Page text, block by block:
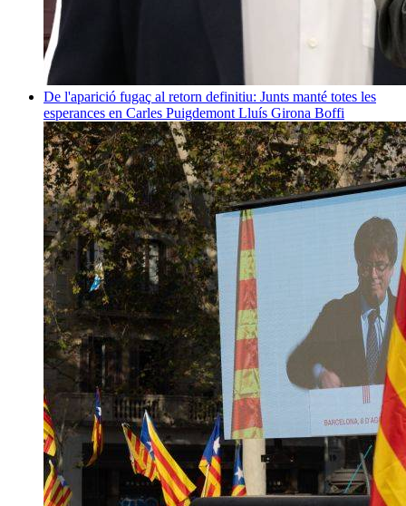
De l'aparició fugaç al retorn definitiu: Junts manté totes les
esperances en Carles Puigdemont Lluís Girona Boffi